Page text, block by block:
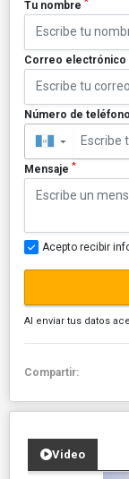
Tu nombre *
Correo electrónico
Número de teléfono
▼
Mensaje *
Acepto recibir
Al enviar tus datos
Compartir:
Video